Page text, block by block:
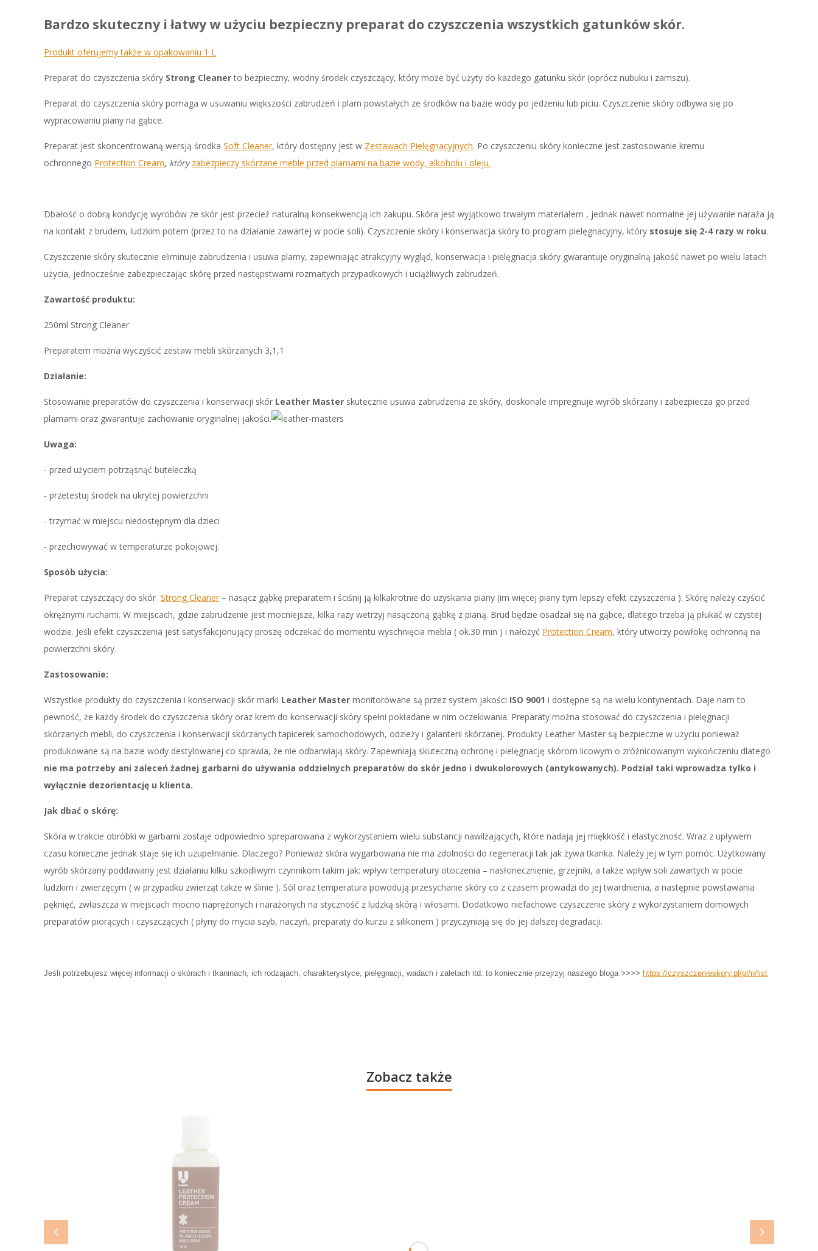
Bardzo skuteczny i łatwy w użyciu bezpieczny preparat do czyszczenia wszystkich gatunków skór.
Produkt oferujemy także w opakowaniu 1 L
Preparat do czyszczenia skóry Strong Cleanerto bezpieczny, wodny środek czyszczący, który może być użyty do każdego gatunku skór (oprócz nubuku i zamszu).
Preparat do czyszczenia skóry pomaga w usuwaniu większości zabrudzeń i plam powstałych ze środków na bazie wody po jedzeniu lub piciu. Czyszczenie skóry odbywa się po
wypracowaniu piany na gąbce.
Preparat jest skoncentrowaną wersją środka Soft Cleaner, który dostępny jest w Zestawach Pielęgnacyjnych. Po czyszczeniu skóry konieczne jest zastosowanie kremu
ochronnego Protection Cream, któryzabezpieczy skórzane meble przed plamami na bazie wody, alkoholu i oleju.
Dbałość o dobrą kondycję wyrobów ze skór jest przecież naturalną konsekwencją ich zakupu. Skóra jest wyjątkowo trwałym materiałem , jednak nawet normalne jej używanie naraża ją
na kontakt z brudem, ludzkim potem (przez to na działanie zawartej w pocie soli). Czyszczenie skóry i konserwacja skóry to program pielęgnacyjny, który stosuje się 2-4 razy w roku.
Czyszczenie skóry skutecznie eliminuje zabrudzenia i usuwa plamy, zapewniając atrakcyjny wygląd, konserwacja i pielęgnacja skóry gwarantuje oryginalną jakość nawet po wielu latach
użycia, jednocześnie zabezpieczając skórę przed następstwami rozmaitych przypadkowych i uciążliwych zabrudzeń.
Zawartość produktu:
250ml Strong Cleaner
Preparatem można wyczyścić zestaw mebli skórzanych 3,1,1
Działanie:
Stosowanie preparatów do czyszczenia i konserwacji skór Leather Master skutecznie usuwa zabrudzenia ze skóry, doskonale impregnuje wyrób skórzany i zabezpiecza go przed
plamami oraz gwarantuje zachowanie oryginalnej jakości.
Uwaga:
- przed użyciem potrząsnąć buteleczką
- przetestuj środek na ukrytej powierzchni
- trzymać w miejscu niedostępnym dla dzieci
- przechowywać w temperaturze pokojowej.
Sposób użycia:
Preparat czyszczący do skór Strong Cleaner – nasącz gąbkę preparatem i ściśnij ją kilkakrotnie do uzyskania piany (im więcej piany tym lepszy efekt czyszczenia ). Skórę należy czyścić
okrężnymi ruchami. W miejscach, gdzie zabrudzenie jest mocniejsze, kilka razy wetrzyj nasączoną gąbkę z pianą. Brud będzie osadzał się na gąbce, dlatego trzeba ją płukać w czystej
wodzie. Jeśli efekt czyszczenia jest satysfakcjonujący proszę odczekać do momentu wyschnięcia mebla ( ok.30 min ) i nałożyć Protection Cream, który utworzy powłokę ochronną na
powierzchni skóry.
Zastosowanie:
Wszystkie produkty do czyszczenia i konserwacji skór marki Leather Master monitorowane są przez system jakości ISO 9001 i dostępne są na wielu kontynentach. Daje nam to
pewność, że każdy środek do czyszczenia skóry oraz krem do konserwacji skóry spełni pokładane w nim oczekiwania. Preparaty można stosować do czyszczenia i pielęgnacji
skórzanych mebli, do czyszczenia i konserwacji skórzanych tapicerek samochodowych, odzieży i galanterii skórzanej. Produkty Leather Master są bezpieczne w użyciu ponieważ
produkowane są na bazie wody destylowanej co sprawia, że nie odbarwiają skóry. Zapewniają skuteczną ochronę i pielęgnację skórom licowym o zróżnicowanym wykończeniu dlatego
nie ma potrzeby ani zaleceń żadnej garbarni do używania oddzielnych preparatów do skór jedno i dwukolorowych (antykowanych). Podział taki wprowadza tylko i
wyłącznie dezorientację u klienta.
Jak dbać o skórę:
Skóra w trakcie obróbki w garbarni zostaje odpowiednio spreparowana z wykorzystaniem wielu substancji nawilżających, które nadają jej miękkość i elastyczność. Wraz z upływem
czasu konieczne jednak staje się ich uzupełnianie. Dlaczego? Ponieważ skóra wygarbowana nie ma zdolności do regeneracji tak jak żywa tkanka. Należy jej w tym pomóc. Użytkowany
wyrób skórzany poddawany jest działaniu kilku szkodliwym czynnikom takim jak: wpływ temperatury otoczenia – nasłonecznienie, grzejniki, a także wpływ soli zawartych w pocie
ludzkim i zwierzęcym ( w przypadku zwierząt także w ślinie ). Sól oraz temperatura powodują przesychanie skóry co z czasem prowadzi do jej twardnienia, a następnie powstawania
pęknięć, zwłaszcza w miejscach mocno naprężonych i narażonych na styczność z ludzką skórą i włosami. Dodatkowo niefachowe czyszczenie skóry z wykorzystaniem domowych
preparatów piorących i czyszczących ( płyny do mycia szyb, naczyń, preparaty do kurzu z silikonem ) przyczyniają się do jej dalszej degradacji.
Jeśli potrzebujesz więcej informacji o skórach i tkaninach, ich rodzajach, charakterystyce, pielęgnacji, wadach i zaletach itd. to koniecznie przejrzyj naszego bloga >>>> https://czyszczenieskory.pl/pl/n/list
Zobacz także